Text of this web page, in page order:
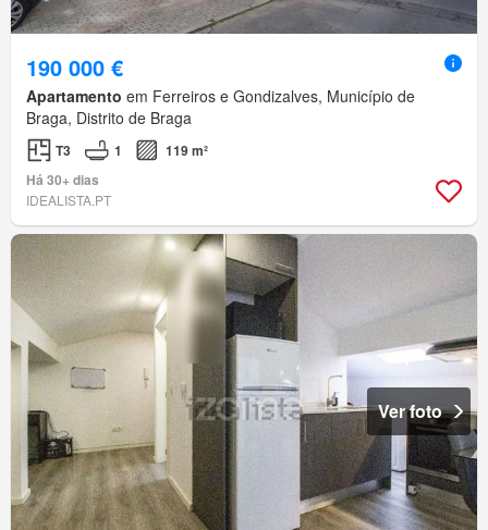
190 000 €
Apartamento em Ferreiros e Gondizalves, Município de
Braga, Distrito de Braga
T3 1
119 m²
Há 30+ dias
IDEALISTA.PT
Ver foto